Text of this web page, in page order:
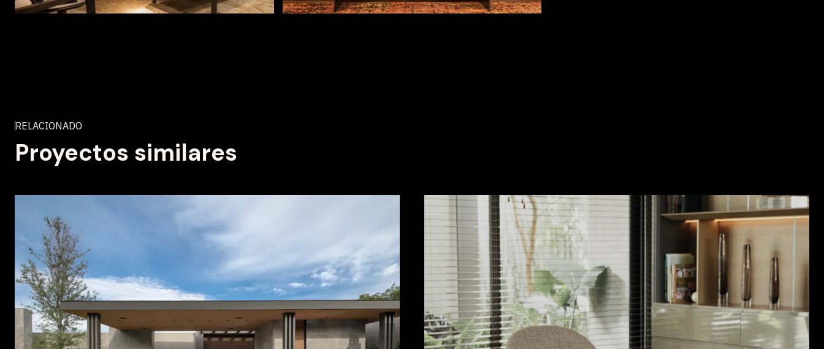
RELACIONADO
Proyectos similares